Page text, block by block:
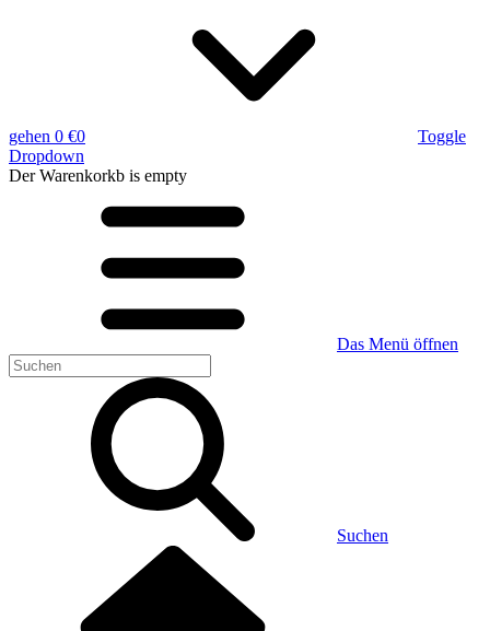
gehen 0 €0
Toggle
Dropdown
Der Warenkorkb is empty
Das Menü öffnen
Suchen